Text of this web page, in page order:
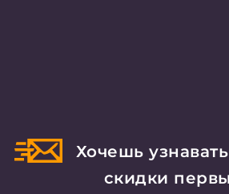
Хочешь
скидки